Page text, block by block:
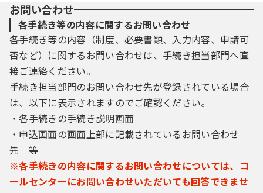
所または所在地、電話番号、電子メールアド
レス、電子申請を行う際のパスワード、その
他の必要な事項。
（８）利用者ＩＤ
利用者が本システムを利用するために登
録する電子メールアドレスまたは協議会が利
用者に付与する識別符号（ユーザＩＤと呼ぶ
こともあります）。
（９）サービス提供事業者
本サービスのシステム運用事業者。
（１）利用者は、自己の判断と責任に基づい
て電子申請を行い、これに伴って生じる各種
お問い合わせ
各手続き等の内容に関するお問い合わせ
各手続き等の内容（制度、必要書類、入力内容、申請可
否など）に関するお問い合わせは、手続き担当部門へ直
接ご連絡ください。
手続き担当部門のお問い合わせ先が登録されている場合
は、以下に表示されますのでご確認ください。
・各手続きの手続き説明画面
・申込画面の画面上部に記載されているお問い合わせ
先 等
※各手続きの内容に関するお問い合わせについては、コ
ールセンターにお問い合わせいただいても回答できませ